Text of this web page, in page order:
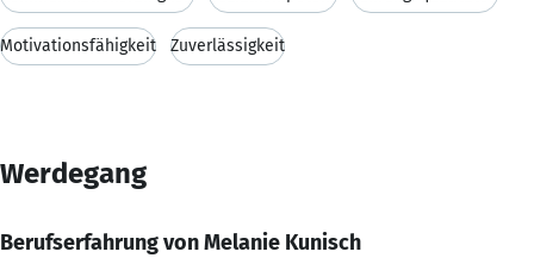
Motivationsfähigkeit Zuverlässigkeit
Werdegang
Berufserfahrung von Melanie Kunisch